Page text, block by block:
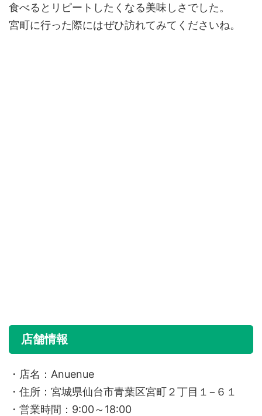
食べるとリピートしたくなる美味しさでした。
宮町に行った際にはぜひ訪れてみてくださいね。
店舗情報
・店名：Anuenue
・住所：宮城県仙台市青葉区宮町２丁目１−６１
・営業時間：9:00～18:00